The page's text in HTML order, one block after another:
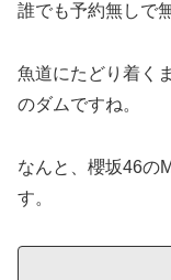
誰でも予約無しで
魚道にたどり着く
のダムですね。
なんと、櫻坂46の
す。